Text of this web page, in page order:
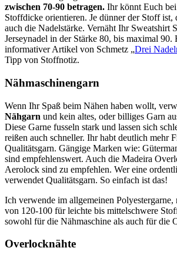
zwischen 70-90 betragen. Ihr könnt Euch
Stoffdicke orientieren. Je dünner der Stoff ist,
auch die Nadelstärke. Vernäht Ihr Sweatshirt
Jerseynadel in der Stärke 80, bis maximal 90.
informativer Artikel von Schmetz „Drei
Tipp von Stoffnotiz.
Nähmaschinengarn
Wenn Ihr Spaß beim Nähen haben wollt,
Nähgarn und kein altes, oder billiges Garn
Diese Garne fusseln stark und lassen sich
reißen auch schneller. Ihr habt deutlich mehr
Qualitätsgarn. Gängige Marken wie:
sind empfehlenswert. Auch die Madeira
Aerolock sind zu empfehlen. Wer eine
verwendet Qualitätsgarn. So einfach ist das!
Ich verwende im allgemeinen Polyestergarne,
von 120-100 für leichte bis mittelschwere
sowohl für die Nähmaschine als auch für die
Overlocknähte